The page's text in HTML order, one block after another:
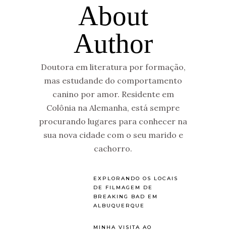
About
Author
Doutora em literatura por formação,
mas estudande do comportamento
canino por amor. Residente em
Colônia na Alemanha, está sempre
procurando lugares para conhecer na
sua nova cidade com o seu marido e
cachorro.
EXPLORANDO OS LOCAIS
DE FILMAGEM DE
BREAKING BAD EM
ALBUQUERQUE
MINHA VISITA AO